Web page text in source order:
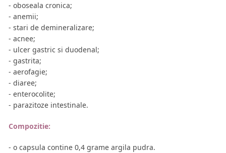
- oboseala cronica;
- anemii;
- stari de demineralizare;
- acnee;
- ulcer gastric si duodenal;
- gastrita;
- aerofagie;
- diaree;
- enterocolite;
- parazitoze intestinale.
Compozitie:
- o capsula contine 0,4 grame argila pudra.